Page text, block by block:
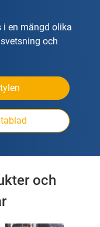
i en mängd olika
och
och